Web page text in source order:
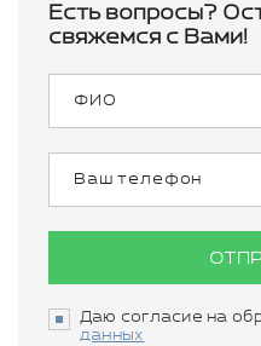
Есть вопросы?
свяжемся с Вами!
Даю согласие на
данных